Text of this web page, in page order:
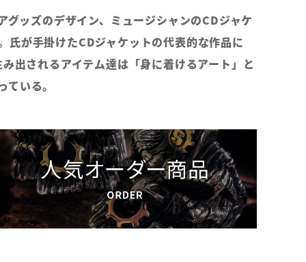
ッズのデザイン、ミュージシャンのCDジャケ
氏が手掛けたCDジャケットの代表的な作品に
出されるアイテム達は「身に着けるアート」と
いる。